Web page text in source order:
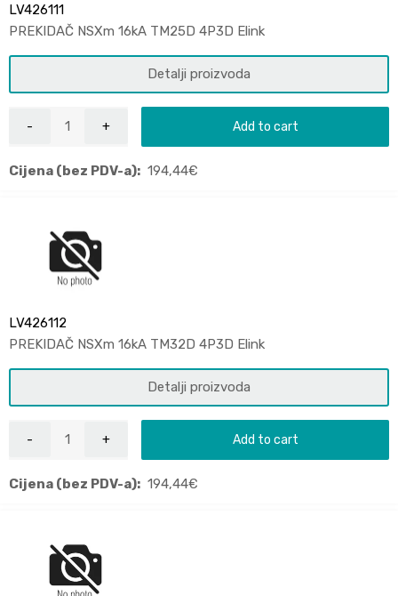
LV426111
PREKIDAČ NSXm 16kA TM25D 4P3D Elink
Detalji proizvoda
Add to cart
Cijena (bez PDV-a): 194,44€
LV426112
PREKIDAČ NSXm 16kA TM32D 4P3D Elink
Detalji proizvoda
Add to cart
Cijena (bez PDV-a): 194,44€